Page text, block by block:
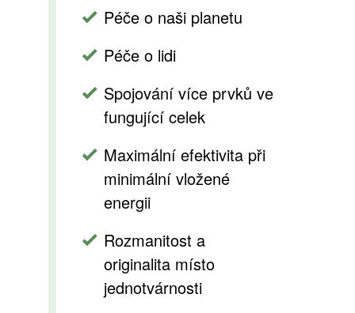
Péče o naši planetu
Péče o lidi
Spojování více prvků ve
fungující celek
Maximální efektivita při
minimální vložené
energii
Rozmanitost a
originalita místo
jednotvárnosti